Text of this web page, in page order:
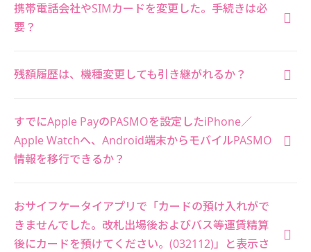
携帯電話会社やSIMカードを変更した。手続きは必
要？
残額履歴は、機種変更しても引き継がれるか？
すでにApple PayのPASMOを設定したiPhone／
Apple Watchへ、Android端末からモバイルPASMO
情報を移行できるか？
おサイフケータイアプリで「カードの預け入れがで
きませんでした。改札出場後およびバス等運賃精算
後にカードを預けてください。(032112)」と表示さ